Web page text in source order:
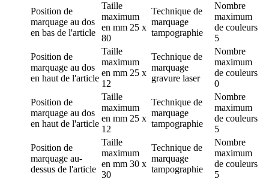
Position de
marquage au dos
en bas de l'article
Taille
maximum
en mm 25 x
80
Technique de
marquage
tampographie
Nombre
maximum
de couleurs
5
Position de
marquage au dos
en haut de l'article
Taille
maximum
en mm 25 x
12
Technique de
marquage
gravure laser
Nombre
maximum
de couleurs
0
Position de
marquage au dos
en haut de l'article
Taille
maximum
en mm 25 x
12
Technique de
marquage
tampographie
Nombre
maximum
de couleurs
5
Position de
marquage au-
dessus de l'article
Taille
maximum
en mm 30 x
30
Technique de
marquage
tampographie
Nombre
maximum
de couleurs
5